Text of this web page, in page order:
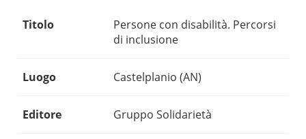
Titolo
Persone con disabilità. Percorsi
di inclusione
Luogo Castelplanio (AN)
Editore Gruppo Solidarietà